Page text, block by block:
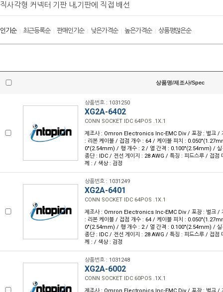
직사각형 커넥터 기판 내,기판에 직접 배선
인기순| 최근등록순| 판매인기순| 낮은가격순| 높은가격순| 상품평많은순
상품명/제조사/Spec
상품번호 : 1031250
XG2A-6402
CONN SOCKET IDC 64POS .1X.1
제조사 : Omron Electronics Inc-EMC Div / 포장 : 벌크 /
: 리본 케이블 / 접점 개수 : 64 / 케이블 피치 :
0"(2.54mm) / 행 개수 : 2 / 열 간격 : 0.100"(2.54mm) / 실
종단 : IDC / 전선 게이지 : 28 AWG / 특징 : 피드스루 / 접점
께 : / 색상 : 검정
상품번호 : 1031249
XG2A-6401
CONN SOCKET IDC 64POS .1X.1
제조사 : Omron Electronics Inc-EMC Div / 포장 : 벌크 /
: 리본 케이블 / 접점 개수 : 64 / 케이블 피치 :
0"(2.54mm) / 행 개수 : 2 / 열 간격 : 0.100"(2.54mm) / 실
종단 : IDC / 전선 게이지 : 28 AWG / 특징 : 피드스루 / 접점
께 : / 색상 : 검정
상품번호 : 1031248
XG2A-6002
CONN SOCKET IDC 60POS .1X.1